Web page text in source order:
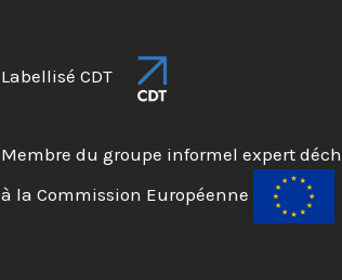
Labellisé CDT
Membre du groupe informel expert
à la Commission Européenne